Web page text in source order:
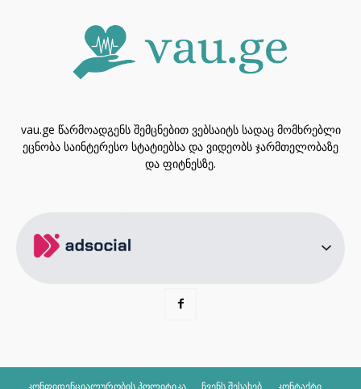
vau.ge წარმოადგენს შემცნებით ვებსაიტს სადაც მომხრებლი
ეცნობა საინტერესო სტატიებსა და ვიდეობს ჯარმთელობაზე
და ფიტნესზე.
კონფიდენციალურობის პოლიტიკა ჩვენს შესახებ კონტაქტი